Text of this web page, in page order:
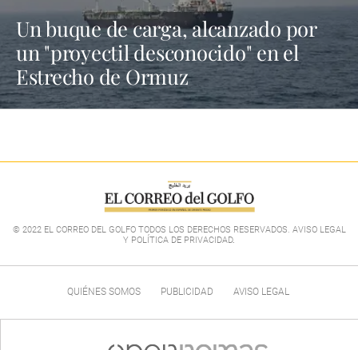
Un buque de carga, alcanzado por
un "proyectil desconocido" en el
Estrecho de Ormuz
© 2022 EL CORREO DEL GOLFO TODOS LOS DERECHOS RESERVADOS. AVISO LEGAL
Y POLÍTICA DE PRIVACIDAD.
QUIÉNES SOMOS PUBLICIDAD AVISO LEGAL